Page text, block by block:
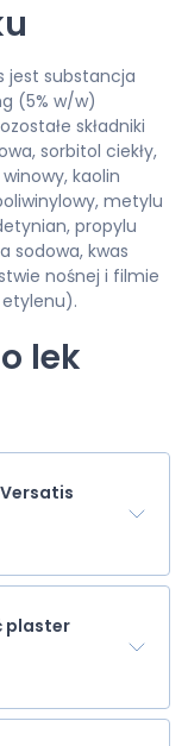
jest substancja
(5% w/w)
składniki
sorbitol ciekły,
kaolin
metylu
propylu
sodowa, kwas
nośnej i filmie
lek
plaster